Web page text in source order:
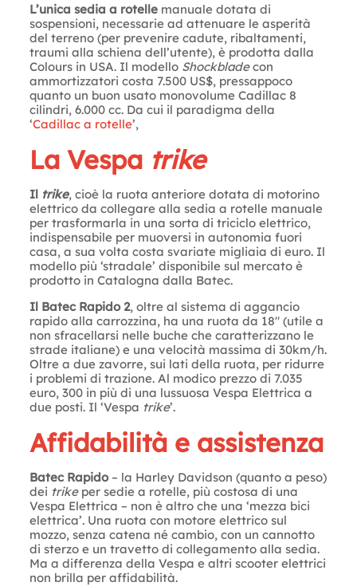
L’unica sedia a rotellemanuale dotata di
sospensioni, necessarie ad attenuare le asperità
del terreno (per prevenire cadute, ribaltamenti,
traumi alla schiena dell’utente), è prodotta dalla
Colours in USA. Il modello Shockbladecon
ammortizzatori costa 7.500 US$, pressappoco
quanto un buon usato monovolume Cadillac 8
cilindri, 6.000 cc. Da cui il paradigma della
‘Cadillac a rotelle’,
La Vespa trike
Il trike, cioè la ruota anteriore dotata di motorino
elettrico da collegare alla sedia a rotelle manuale
per trasformarla in una sorta di triciclo elettrico,
indispensabile per muoversi in autonomia fuori
casa, a sua volta costa svariate migliaia di euro. Il
modello più ‘stradale’ disponibile sul mercato è
prodotto in Catalogna dalla Batec.
Il Batec Rapido 2, oltre al sistema di aggancio
rapido alla carrozzina, ha una ruota da 18″ (utile a
non sfracellarsi nelle buche che caratterizzano le
strade italiane) e una velocità massima di 30km/h.
Oltre a due zavorre, sui lati della ruota, per ridurre
i problemi di trazione. Al modico prezzo di 7.035
euro, 300 in più di una lussuosa Vespa Elettrica a
due posti. Il ‘Vespa trike’.
Affidabilità e assistenza
Batec Rapido– la Harley Davidson (quanto a peso)
dei trikeper sedie a rotelle, più costosa di una
Vespa Elettrica – non è altro che una ‘mezza bici
elettrica’. Una ruota con motore elettrico sul
mozzo, senza catena né cambio, con un cannotto
di sterzo e un travetto di collegamento alla sedia.
Ma a differenza della Vespa e altri scooter elettrici
non brilla per affidabilità.